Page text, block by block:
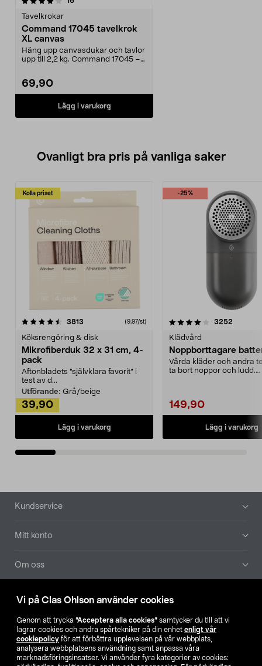
Vi på Clas Ohlson använder cookies
Genom att trycka ”Acceptera alla cookies” samtycker du till att vi
lagrar cookies och andra spårtekniker på din enhet enligt vår
cookiepolicy för att förbättra upplevelsen på vår webbplats,
analysera webbplatsens användning samt anpassa våra
marknadsföringsinsatser. Vi använder fyra kategorier av cookies:
Tavelkrokar
Command 17045 tavelkrok
XL canvas
Häng upp canvasdukar och tavlor
upp till 2,2 kg. Command 17045 –
69,90
Lägg i varukorg
Ovanligt bra pris på vanliga saker
Kolla priset
3813 (9,97/st)
Köksrengöring & disk
Mikrofiberduk 32 x 31 cm, 4-
pack
Aftonbladets "självklara favorit” i
test av d...
Utförande: Grå/beige
39,90
Lägg i varukorg
-25%
4.0av 5 stjärnor 3252
Klädvård
Noppborttagare
Vårda kläder och andra
ta bort noppor och ludd.
149,90
Lägg i varukorg
4.5av 5 stjärnor
Sidfot
Kundservice
Mitt konto
Om oss
Aktuellt
Våra bolag
Hitta butik